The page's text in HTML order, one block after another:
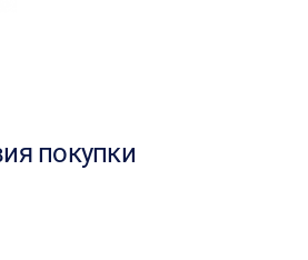
покупки